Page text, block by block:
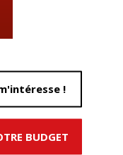
!
BUDGET